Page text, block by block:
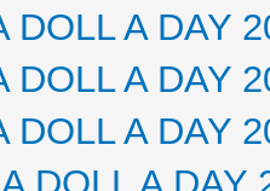
DOLL A DAY
DOLL A DAY
DOLL A DAY